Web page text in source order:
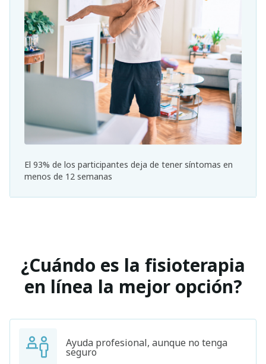
El 93% de los participantes deja de tener síntomas en
menos de 12 semanas
¿Cuándo es la fisioterapia
en línea la mejor opción?
Ayuda profesional, aunque no tenga
seguro